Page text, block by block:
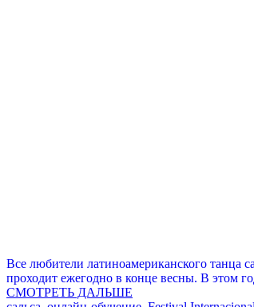
Все любители латиноамериканского танца
проходит ежегодно в конце весны. В этом
СМОТРЕТЬ ДАЛЬШЕ